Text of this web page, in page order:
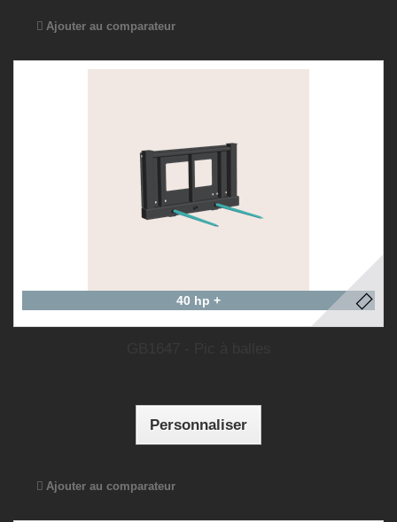
Ajouter au comparateur
40 hp +
Personnaliser
Ajouter au comparateur